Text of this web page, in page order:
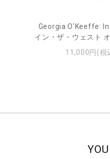
Georgia O'Keeffe:
イン・ザ・ウェスト
11,000円(税